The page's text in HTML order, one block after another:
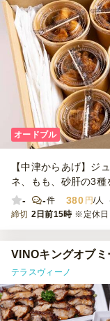
オードブル
【中津からあげ】ジ
ネ、もも、砂肝の3
-
-件 380 円/人
締切 2日前15時 ※定休日
VINOキングオブミ
テラスヴィーノ